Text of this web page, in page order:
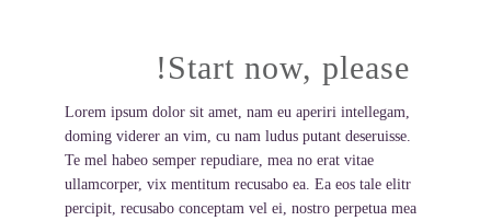
Start now, please!
Lorem ipsum dolor sit amet, nam eu aperiri intellegam,
doming viderer an vim, cu nam ludus putant deseruisse.
Te mel habeo semper repudiare, mea no erat vitae
ullamcorper, vix mentitum recusabo ea. Ea eos tale elitr
percipit, recusabo conceptam vel ei, nostro perpetua mea